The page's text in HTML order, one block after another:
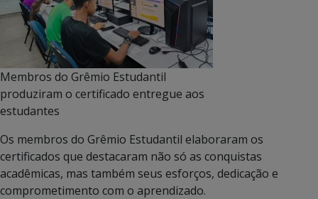
Membros do Grêmio Estudantil
produziram o certificado entregue aos
estudantes
Os membros do Grêmio Estudantil elaboraram os
certificados que destacaram não só as conquistas
acadêmicas, mas também seus esforços, dedicação e
comprometimento com o aprendizado.